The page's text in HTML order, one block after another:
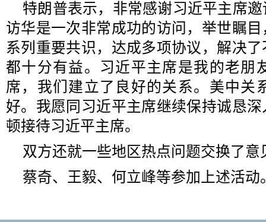
特朗普表示，非常感谢习近平主席
访华是一次非常成功的访问，举世瞩
系列重要共识，达成多项协议，解决
都十分有益。习近平主席是我的老朋
席，我们建立了良好的关系。美中关
好。我愿同习近平主席继续保持诚恳
顿接待习近平主席。
双方还就一些地区热点问题交换了意
蔡奇、王毅、何立峰等参加上述活动